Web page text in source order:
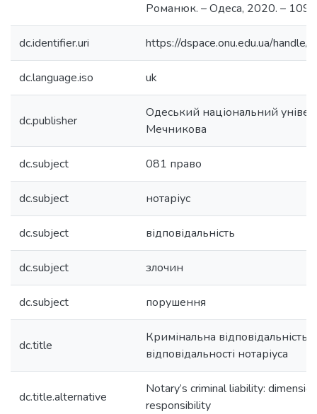
Романюк. – Одеса, 2020. – 109
dc.identifier.uri https://dspace.onu.edu.ua/
dc.language.iso uk
dc.publisher
Одеський національний
Мечникова
dc.subject 081 право
dc.subject нотаріус
dc.subject відповідальність
dc.subject злочин
dc.subject порушення
dc.title
Кримінальна відповідальність
відповідальності нотаріуса
dc.title.alternative
Notary’s criminal liability:
responsibility